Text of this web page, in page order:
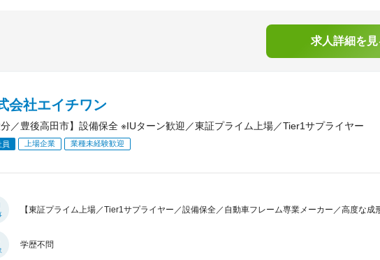
求人詳細を見
会社エイチワン
分／豊後高田市】設備保全 ※IUターン歓迎／東証プライム上場／Tier1サプライヤー
員 上場企業 業種未経験歓迎
【東証プライム上場／Tier1サプライヤー／設備保全／自動車フレーム専業メーカー／高度な
学歴不問